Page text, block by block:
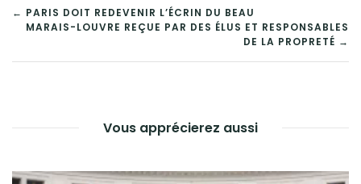
NAVIGATION
DE
← PARIS DOIT REDEVENIR L’ÉCRIN DU BEAU
MARAIS-LOUVRE REÇUE PAR DES ÉLUS ET RESPONSABLES
DE LA PROPRETÉ →
Vous apprécierez aussi